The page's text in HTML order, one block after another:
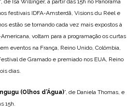
”, de Isa Willinger, a partir das 15h no Panorama
festivais IDFA-Amsterdã, Visions du Réel e
estão se tornando cada vez mais expostos à
voltam para a programação os curtas
eventos na França, Reino Unido, Colômbia,
de Gramado e premiado nos EUA, Reino
dias.
(Olhos d’Água)”, de Daniela Thomas, e
15h.